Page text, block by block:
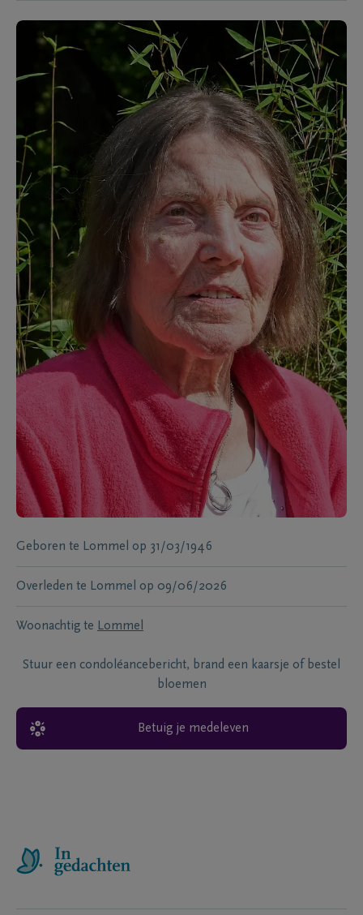
Geboren te Lommel op 31/03/1946
Overleden te Lommel op 09/06/2026
Woonachtig te Lommel
Stuur een condoléancebericht, brand een kaarsje of bestel
bloemen
Betuig je medeleven